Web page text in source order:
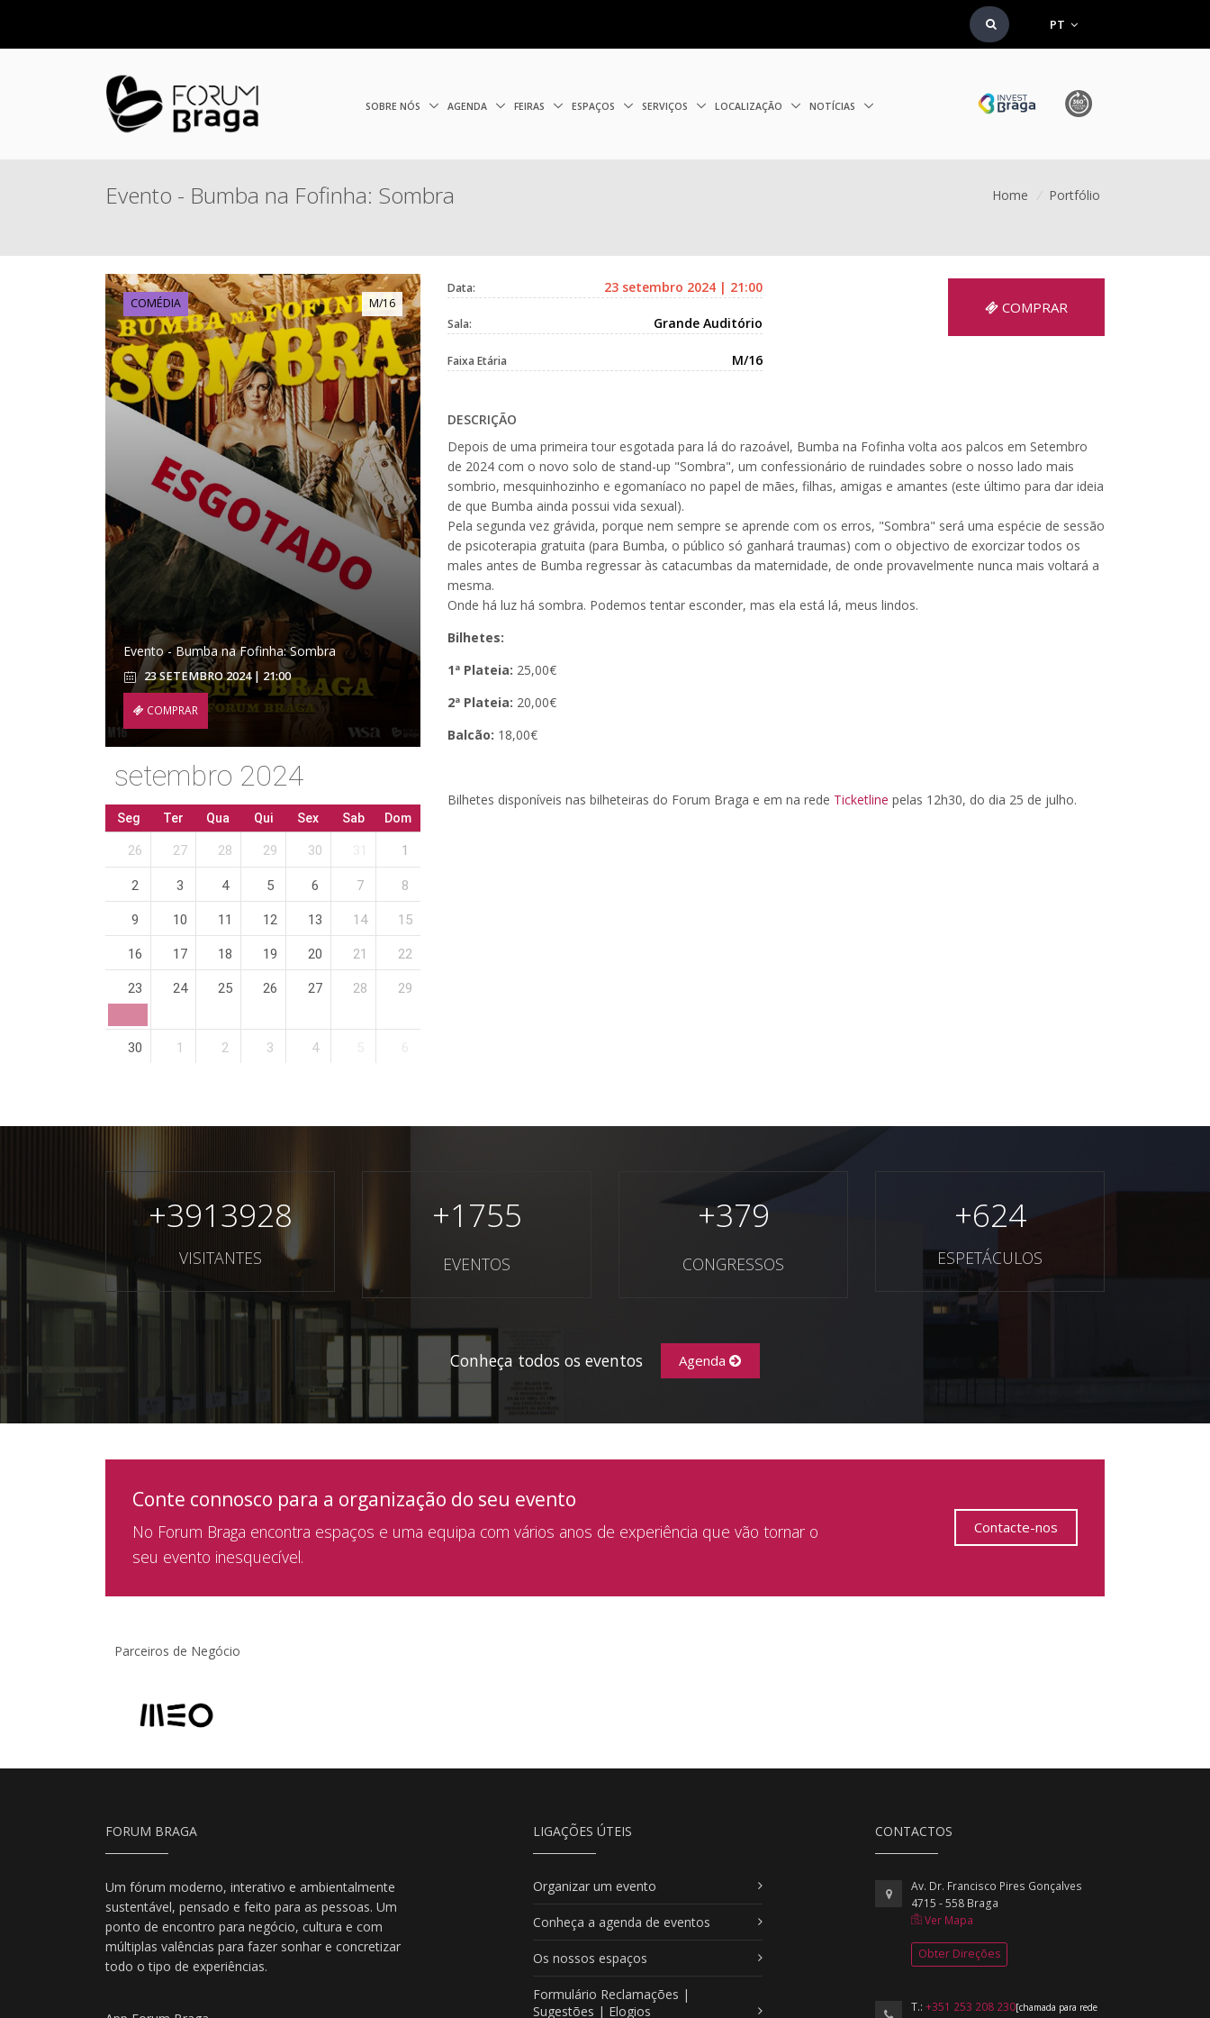
PT
SOBRE NÓS AGENDA FEIRAS ESPAÇOS SERVIÇOS LOCALIZAÇÃO NOTÍCIAS
Evento - Bumba na Fofinha: Sombra Home / Portfólio
COMÉDIA M/16
Evento - Bumba na Fofinha: Sombra
23 SETEMBRO 2024 | 21:00
COMPRAR
setembro 2024
Seg Ter Qua Qui Sex Sab Dom
26 27 28 29 30 1
2 3 4 5 6 7 8
9 10 11 12 13 14 15
16 17 18 19 20 21 22
23 24 25 26 27 28 29
30 1 2 3 4
Data: 23 setembro 2024 | 21:00
Sala: Grande Auditório
Faixa Etária M/16
COMPRAR
DESCRIÇÃO
Depois de uma primeira tour esgotada para lá do razoável, Bumba na Fofinha volta aos palcos em Setembro
de 2024 com o novo solo de stand-up "Sombra", um confessionário de ruindades sobre o nosso lado mais
sombrio, mesquinhozinho e egomaníaco no papel de mães, filhas, amigas e amantes (este último para dar ideia
de que Bumba ainda possui vida sexual).
Pela segunda vez grávida, porque nem sempre se aprende com os erros, "Sombra" será uma espécie de sessão
de psicoterapia gratuita (para Bumba, o público só ganhará traumas) com o objectivo de exorcizar todos os
males antes de Bumba regressar às catacumbas da maternidade, de onde provavelmente nunca mais voltará a
mesma.
Onde há luz há sombra. Podemos tentar esconder, mas ela está lá, meus lindos.
Bilhetes:
1ª Plateia: 25,00€
2ª Plateia: 20,00€
Balcão: 18,00€
Bilhetes disponíveis nas bilheteiras do Forum Braga e em na rede Ticketline pelas 12h30, do dia 25 de julho.
+3913928
VISITANTES
+1755
EVENTOS
+379
CONGRESSOS
+624
ESPETÁCULOS
Conheça todos os eventos Agenda
Conte connosco para a organização do seu evento
No Forum Braga encontra espaços e uma equipa com vários anos de experiência que vão tornar o
seu evento inesquecível.
Contacte-nos
Parceiros de Negócio
FORUM BRAGA
Um fórum moderno, interativo e ambientalmente
sustentável, pensado e feito para as pessoas. Um
ponto de encontro para negócio, cultura e com
múltiplas valências para fazer sonhar e concretizar
todo o tipo de experiências.
LIGAÇÕES ÚTEIS
Organizar um evento
Conheça a agenda de eventos
Os nossos espaços
Formulário Reclamações |
Sugestões | Elogios
CONTACTOS
Av. Dr. Francisco Pires Gonçalves
4715 - 558 Braga
Ver Mapa
Obter Direções
T.: +351 253 208 230[chamada para rede